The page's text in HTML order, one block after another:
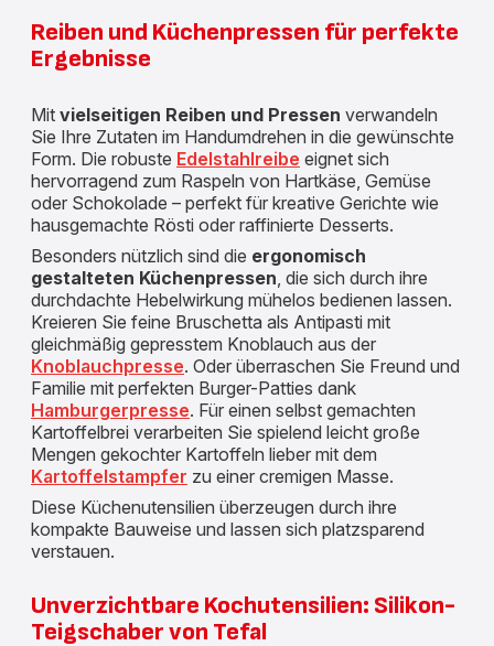
Reiben und Küchenpressen für perfekte
Ergebnisse
Mit vielseitigen Reiben und Pressen verwandeln
Sie Ihre Zutaten im Handumdrehen in die gewünschte
Form. Die robuste Edelstahlreibe eignet sich
hervorragend zum Raspeln von Hartkäse, Gemüse
oder Schokolade – perfekt für kreative Gerichte wie
hausgemachte Rösti oder raffinierte Desserts.
Besonders nützlich sind die ergonomisch
gestalteten Küchenpressen, die sich durch ihre
durchdachte Hebelwirkung mühelos bedienen lassen.
Kreieren Sie feine Bruschetta als Antipasti mit
gleichmäßig gepresstem Knoblauch aus der
Knoblauchpresse. Oder überraschen Sie Freund und
Familie mit perfekten Burger-Patties dank
Hamburgerpresse. Für einen selbst gemachten
Kartoffelbrei verarbeiten Sie spielend leicht große
Mengen gekochter Kartoffeln lieber mit dem
Kartoffelstampfer zu einer cremigen Masse.
Diese Küchenutensilien überzeugen durch ihre
kompakte Bauweise und lassen sich platzsparend
verstauen.
Unverzichtbare Kochutensilien: Silikon-
Teigschaber von Tefal